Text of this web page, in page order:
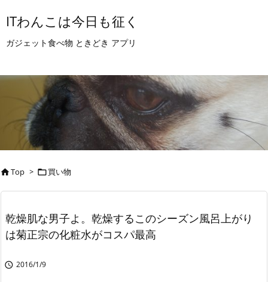
ITわんこは今日も征く
ガジェット食べ物 ときどき アプリ
Top > 買い物
乾燥肌な男子よ。乾燥するこのシーズン風呂上がり
は菊正宗の化粧水がコスパ最高
 2016/1/9